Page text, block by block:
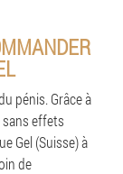
pénis. Grâce à
effets
Gel (Suisse) à
de